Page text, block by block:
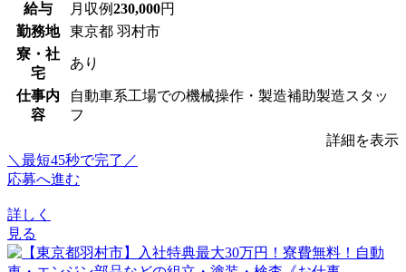
給与 月収例230,000円
勤務地
東京都 羽村市
寮・社
宅
あり
仕事内
容
自動車系工場での機械操作・製造補助製造スタッ
フ
詳細を表示
＼最短45秒で完了／
応募へ進む
詳しく
見る